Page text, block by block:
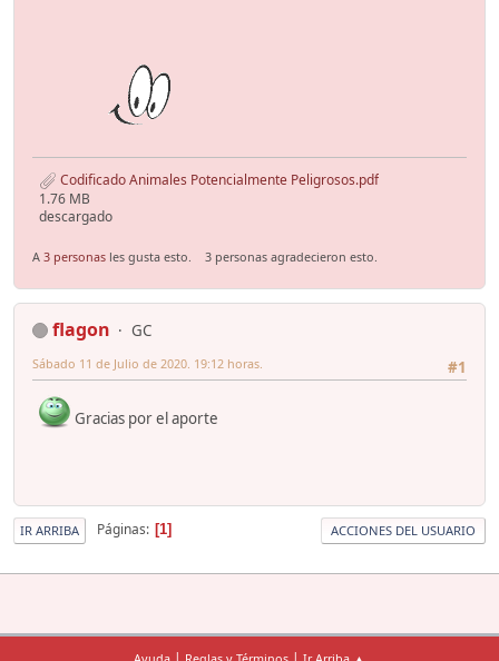
Codificado Animales Potencialmente Peligrosos.pdf
1.76 MB
descargado
A 3 personas les gusta esto. 3 personas agradecieron esto.
flagon
GC
#1
Sábado 11 de Julio de 2020. 19:12 horas.
Gracias por el aporte
IR ARRIBA Páginas 1 ACCIONES DEL USUARIO